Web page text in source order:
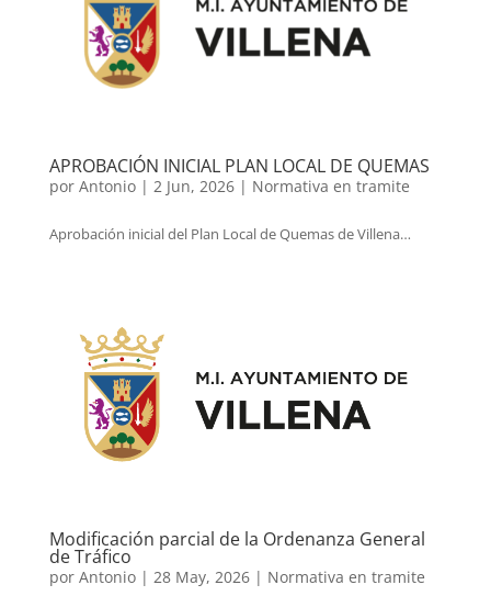
APROBACIÓN INICIAL PLAN LOCAL DE QUEMAS
por Antonio| 2 Jun, 2026| Normativa en tramite
Aprobación inicial del Plan Local de Quemas de Villena…
Modificación parcial de la Ordenanza General
de Tráfico
por Antonio| 28 May, 2026| Normativa en tramite